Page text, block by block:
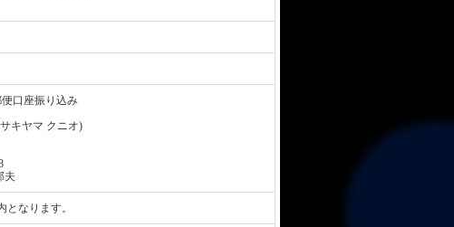
口座振り込み
キヤマ クニオ)
夫
なります。